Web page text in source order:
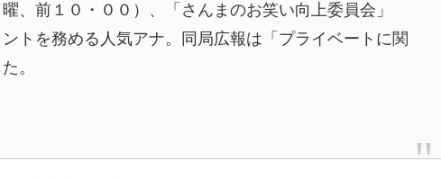
、前１０・００）、「さんまのお笑い向上委員会」
トを務める人気アナ。同局広報は「プライベートに関
。